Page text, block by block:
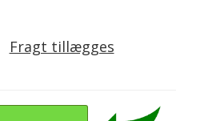
Fragt tillægges